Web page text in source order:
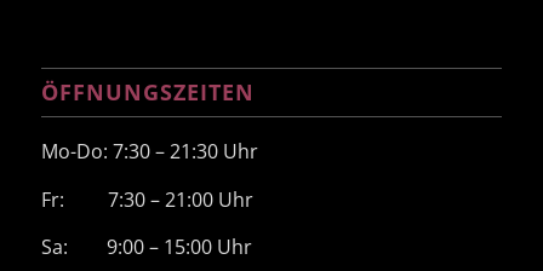
ÖFFNUNGSZEITEN
Mo-Do: 7:30 – 21:30 Uhr
Fr: 7:30 – 21:00 Uhr
Sa: 9:00 – 15:00 Uhr